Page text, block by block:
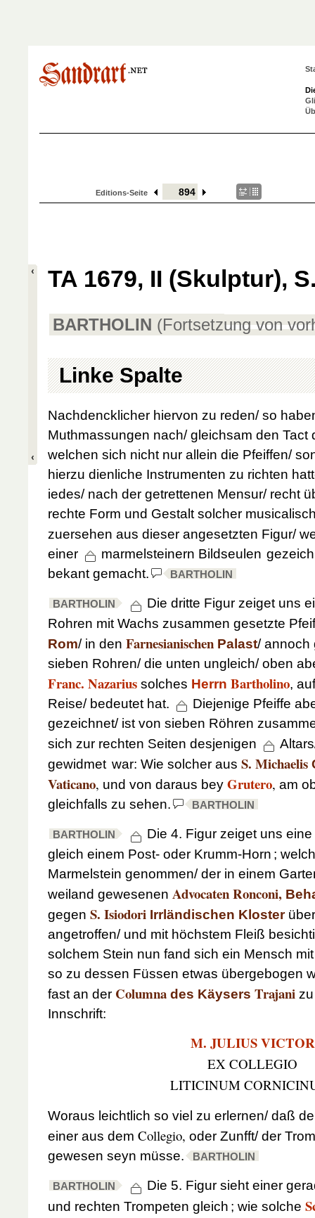
Editions-Seite
TA 1679, II (Skulptur),
BARTHOLIN (Fortsetzung von
Linke Spalte
Nachdencklicher hiervon zu reden/ so
Muthmassungen nach/ gleichsam den Tact
welchen sich nicht nur allein die Pfeiffen/
hierzu dienliche Instrumenten zu richten
iedes/ nach der getrettenen Mensur/ recht
rechte Form und Gestalt solcher
zuersehen aus dieser angesetzten Figur/
einer
marmelsteinern Bildseulen
bekant gemacht.
BARTHOLIN
BARTHOLIN
Die dritte Figur zeiget uns
Rohren mit Wachs zusammen gesetzte
Rom/ in den Farnesianischen Palast/ annoch
sieben Rohren/ die unten ungleich/ oben
Franc. Nazarius solches Herrn Bartholino,
Reise/ bedeutet hat.
Diejenige Pfeiffe
gezeichnet/ ist von sieben Röhren
sich zur rechten Seiten desjenigen
gewidmet war: Wie solcher aus S. Michaelis
Vaticano, und von daraus bey Grutero, am
gleichfalls zu sehen.
BARTHOLIN
BARTHOLIN
Die 4. Figur zeiget uns
gleich einem Post- oder Krumm-Horn ;
Marmelstein genommen/ der in einem
weiland gewesenen Advocaten Ronconi,
gegen S. Isiodori Irrländischen Kloster
angetroffen/ und mit höchstem Fleiß
solchem Stein nun fand sich ein Mensch
so zu dessen Füssen etwas übergebogen
fast an der Columna des Käysers Trajani
Innschrift:
M. JULIUS VICTOR
EX COLLEGIO
LITICINUM
Woraus leichtlich so viel zu erlernen/ daß
einer aus dem Collegio, oder Zunfft/ der
gewesen seyn müsse.
BARTHOLIN
BARTHOLIN
Die 5. Figur sieht einer
und rechten Trompeten gleich ; wie solche